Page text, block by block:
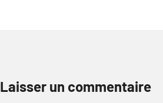
Laisser un commentaire